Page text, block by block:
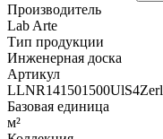
Производитель
Lab Arte
Тип продукции
Инженерная доска
Артикул
LLNR141501500UlS4Zerl
Базовая единица
м²